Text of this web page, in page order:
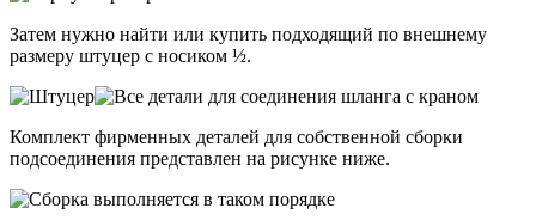
Затем нужно найти или купить подходящий по внешнему
размеру штуцер с носиком ½.
Комплект фирменных деталей для собственной сборки
подсоединения представлен на рисунке ниже.